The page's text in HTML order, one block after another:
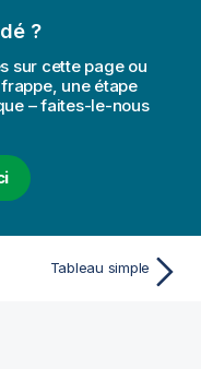
?
sur cette page ou
une étape
– faites-le-nous
Tableau simple